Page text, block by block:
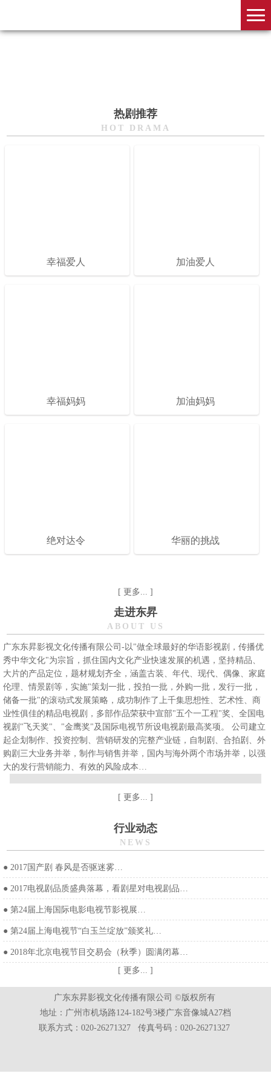
热剧推荐
HOT DRAMA
幸福爱人 加油爱人
幸福妈妈 加油妈妈
绝对达令 华丽的挑战
[ 更多... ]
走进东昇
ABOUT US
广东东昇影视文化传播有限公司-以"做全球最好的华语影视剧，传播优
秀中华文化"为宗旨，抓住国内文化产业快速发展的机遇，坚持精品、
大片的产品定位，题材规划齐全，涵盖古装、年代、现代、偶像、家庭
伦理、情景剧等，实施"策划一批，投拍一批，外购一批，发行一批，
储备一批"的滚动式发展策略，成功制作了上千集思想性、艺术性、商
业性俱佳的精品电视剧，多部作品荣获中宣部"五个一工程"奖、全国电
视剧"飞天奖"、"金鹰奖"及国际电视节所设电视剧最高奖项。 公司建立
起企划制作、投资控制、营销研发的完整产业链，自制剧、合拍剧、外
购剧三大业务并举，制作与销售并举，国内与海外两个市场并举，以强
大的发行营销能力、有效的风险成本…
[ 更多... ]
行业动态
NEWS
● 2017国产剧 春风是否驱迷雾…
● 2017电视剧品质盛典落幕，看剧星对电视剧品…
● 第24届上海国际电影电视节影视展…
● 第24届上海电视节“白玉兰绽放”颁奖礼…
● 2018年北京电视节目交易会（秋季）圆满闭幕…
[ 更多... ]
广东东昇影视文化传播有限公司 ©版权所有
地址：广州市机场路124-182号3楼广东音像城A27档
联系方式：020-26271327 传真号码：020-26271327